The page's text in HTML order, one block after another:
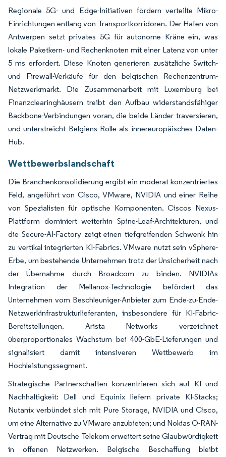
Regionale 5G- und Edge-Initiativen fördern verteilte Mikro-
Einrichtungen entlang von Transportkorridoren. Der Hafen von
Antwerpen setzt privates 5G für autonome Kräne ein, was
lokale Paketkern- und Rechenknoten mit einer Latenz von unter
5 ms erfordert. Diese Knoten generieren zusätzliche Switch-
und Firewall-Verkäufe für den belgischen Rechenzentrum-
Netzwerkmarkt. Die Zusammenarbeit mit Luxemburg bei
Finanzclearinghäusern treibt den Aufbau widerstandsfähiger
Backbone-Verbindungen voran, die beide Länder traversieren,
und unterstreicht Belgiens Rolle als innereuropäisches Daten-
Hub.
Wettbewerbslandschaft
Die Branchenkonsolidierung ergibt ein moderat konzentriertes
Feld, angeführt von Cisco, VMware, NVIDIA und einer Reihe
von Spezialisten für optische Komponenten. Ciscos Nexus-
Plattform dominiert weiterhin Spine-Leaf-Architekturen, und
die Secure-AI-Factory zeigt einen tiefgreifenden Schwenk hin
zu vertikal integrierten KI-Fabrics. VMware nutzt sein vSphere-
Erbe, um bestehende Unternehmen trotz der Unsicherheit nach
der Übernahme durch Broadcom zu binden. NVIDIAs
Integration der Mellanox-Technologie befördert das
Unternehmen vom Beschleuniger-Anbieter zum Ende-zu-Ende-
Netzwerkinfrastrukturlieferanten, insbesondere für KI-Fabric-
Bereitstellungen. Arista Networks verzeichnet
überproportionales Wachstum bei 400-GbE-Lieferungen und
signalisiert damit intensiveren Wettbewerb im
Hochleistungssegment.
Strategische Partnerschaften konzentrieren sich auf KI und
Nachhaltigkeit: Dell und Equinix liefern private KI-Stacks;
Nutanix verbündet sich mit Pure Storage, NVIDIA und Cisco,
um eine Alternative zu VMware anzubieten; und Nokias O-RAN-
Vertrag mit Deutsche Telekom erweitert seine Glaubwürdigkeit
in offenen Netzwerken. Belgische Beschaffung bleibt